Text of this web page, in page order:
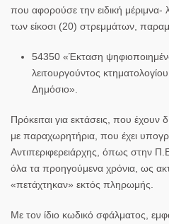
που αφορούσε την ειδική μέριμνα-
των είκοσι (20) στρεμμάτων,
54350 «Έκταση
λειτουργούντος
Δημόσιο».
Πρόκειται για εκτάσεις, που
με παραχωρητήρια, που έχει
Αντιπεριφερειάρχης, όπως στην
όλα τα προηγούμενα χρόνια, ως
«πετάχτηκαν» εκτός πληρωμής.
Με τον ίδιο κωδικό σφάλματος,